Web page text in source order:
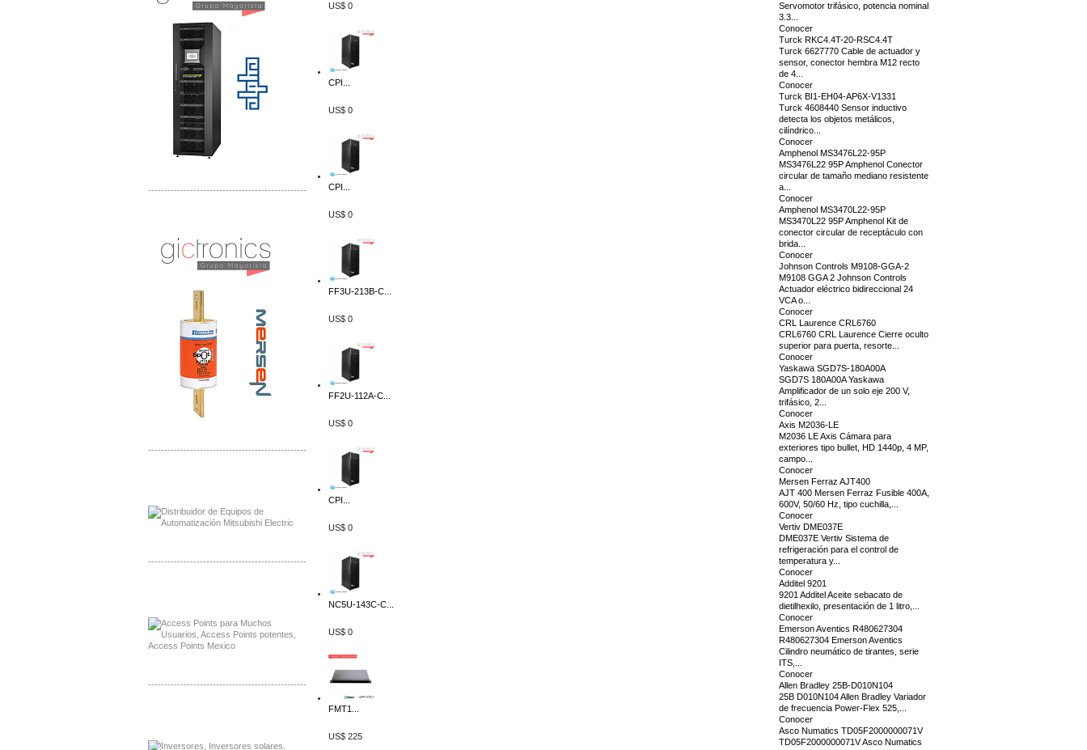
-------------------------------------------------
-------------------------------------------------
-------------------------------------------------
-------------------------------------------------
US$ 0
CPI...
US$ 0
CPI...
US$ 0
FF3U-213B-C...
US$ 0
FF2U-112A-C...
US$ 0
CPI...
US$ 0
NC5U-143C-C...
US$ 0
FMT1...
US$ 225
Servomotor trifásico, potencia nominal
3.3...
Conocer
Turck RKC4.4T-20-RSC4.4T
Turck 6627770 Cable de actuador y
sensor, conector hembra M12 recto
de 4...
Conocer
Turck BI1-EH04-AP6X-V1331
Turck 4608440 Sensor inductivo
detecta los objetos metálicos,
cilíndrico...
Conocer
Amphenol MS3476L22-95P
MS3476L22 95P Amphenol Conector
circular de tamaño mediano resistente
a...
Conocer
Amphenol MS3470L22-95P
MS3470L22 95P Amphenol Kit de
conector circular de receptáculo con
brida...
Conocer
Johnson Controls M9108-GGA-2
M9108 GGA 2 Johnson Controls
Actuador eléctrico bidireccional 24
VCA o...
Conocer
CRL Laurence CRL6760
CRL6760 CRL Laurence Cierre oculto
superior para puerta, resorte...
Conocer
Yaskawa SGD7S-180A00A
SGD7S 180A00A Yaskawa
Amplificador de un solo eje 200 V,
trifásico, 2...
Conocer
Axis M2036-LE
M2036 LE Axis Cámara para
exteriores tipo bullet, HD 1440p, 4 MP,
campo...
Conocer
Mersen Ferraz AJT400
AJT 400 Mersen Ferraz Fusible 400A,
600V, 50/60 Hz, tipo cuchilla,...
Conocer
Vertiv DME037E
DME037E Vertiv Sistema de
refrigeración para el control de
temperatura y...
Conocer
Additel 9201
9201 Additel Aceite sebacato de
dietilhexilo, presentación de 1 litro,...
Conocer
Emerson Aventics R480627304
R480627304 Emerson Aventics
Cilindro neumático de tirantes, serie
ITS,...
Conocer
Allen Bradley 25B-D010N104
25B D010N104 Allen Bradley Variador
de frecuencia Power-Flex 525,...
Conocer
Asco Numatics TD05F2000000071V
TD05F2000000071V Asco Numatics